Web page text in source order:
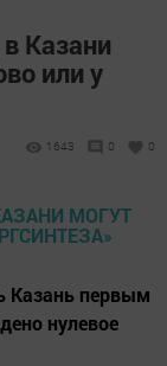
Казани
или у
1643 0 0
Казань первым
нулевое